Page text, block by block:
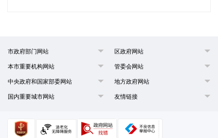
市政府部门网站 区政府网站
本市重要机构网站 管委会网站
中央政府和国家部委网站 地方政府网站
国内重要城市网站 友情链接